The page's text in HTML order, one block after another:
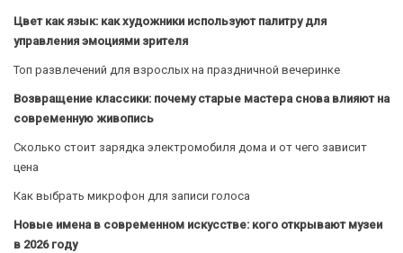
Цвет как язык: как художники используют палитру для
управления эмоциями зрителя
Топ развлечений для взрослых на праздничной вечеринке
Возвращение классики: почему старые мастера снова влияют на
современную живопись
Сколько стоит зарядка электромобиля дома и от чего зависит
цена
Как выбрать микрофон для записи голоса
Новые имена в современном искусстве: кого открывают музеи
в 2026 году